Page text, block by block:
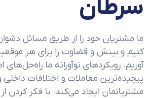
سرطان
ما مشتریان خود را از طریق مسائل دشوار
کنیم و بینش و قضاوت را برای هر
آوریم. رویکردهای نوآورانه ما راه‌حل‌های
پیچیده‌ترین معاملات و اختلافات داخلی
مشتریانمان ایجاد می‌کند. با فکر کردن